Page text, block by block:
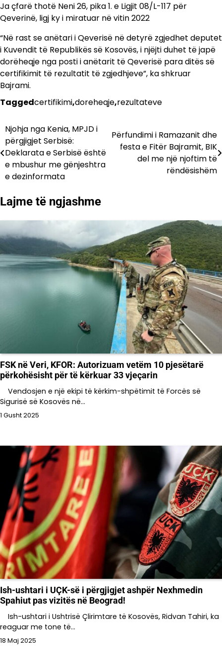
Ja çfarë thotë Neni 26, pika 1. e Ligjit 08/L-117 për
Qeverinë, ligj ky i miratuar në vitin 2022
“Në rast se anëtari i Qeverisë në detyrë zgjedhet deputet
i Kuvendit të Republikës së Kosovës, i njëjti duhet të japë
dorëheqje nga posti i anëtarit të Qeverisë para ditës së
certifikimit të rezultatit të zgjedhjeve”, ka shkruar
Bajrami.
Taggedcertifikimi,doreheqje,rezultateve
Lëvizje
te
postimet
Njohja nga Kenia, MPJD i
përgjigjet Serbisë:
Deklarata e Serbisë është
e mbushur me gënjeshtra
e dezinformata
Përfundimi i Ramazanit dhe
festa e Fitër Bajramit, BIK
del me një njoftim të
rëndësishëm
Lajme të ngjashme
FSK në Veri, KFOR: Autorizuam vetëm 10 pjesëtarë
përkohësisht për të kërkuar 33 vjeçarin
Vendosjen e një ekipi të kërkim-shpëtimit të Forcës së
Sigurisë së Kosovës në…
1 Gusht 2025
Ish-ushtari i UÇK-së i përgjigjet ashpër Nexhmedin
Spahiut pas vizitës në Beograd!
Ish-ushtari i Ushtrisë Çlirimtare të Kosovës, Ridvan Tahiri, ka
reaguar me tone të…
18 Maj 2025